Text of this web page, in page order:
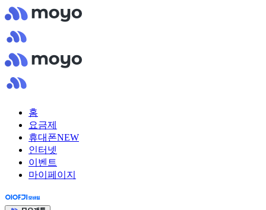
홈
요금제
휴대폰NEW
인터넷
이벤트
마이페이지